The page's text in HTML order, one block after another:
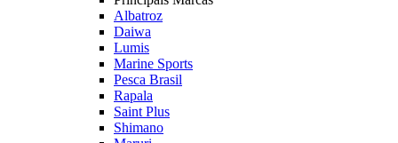
Albatroz
Daiwa
Lumis
Marine Sports
Pesca Brasil
Rapala
Saint Plus
Shimano